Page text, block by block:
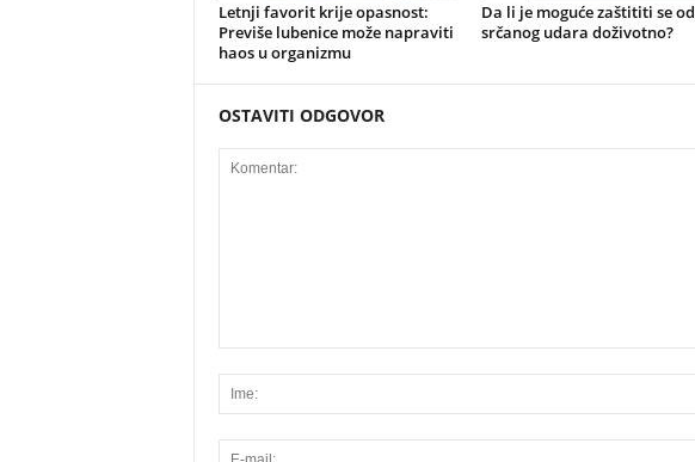
Letnji favorit krije opasnost:
Previše lubenice može napraviti
haos u organizmu
Da li je moguće zaštititi se od
srčanog udara doživotno?
OSTAVITI ODGOVOR